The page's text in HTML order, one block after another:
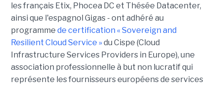
les français Etix, Phocea DC et Thésée Datacenter,
ainsi que l'espagnol Gigas - ont adhéré au
programme de certification « Sovereign and
Resilient Cloud Service »du Cispe (Cloud
Infrastructure Services Providers in Europe), une
association professionnelle à but non lucratif qui
représente les fournisseurs européens de services